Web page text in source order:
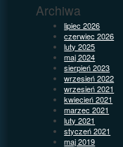
Archiwa
lipiec 2026
czerwiec 2026
luty 2025
maj 2024
sierpień 2023
wrzesień 2022
wrzesień 2021
kwiecień 2021
marzec 2021
luty 2021
styczeń 2021
maj 2019